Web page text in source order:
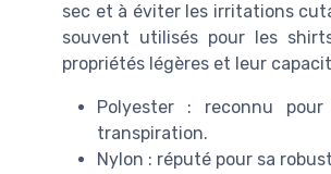
sec et à éviter les irritations
souvent utilisés pour les
propriétés légères et leur
Polyester : reconnu
transpiration.
Nylon : réputé pour sa